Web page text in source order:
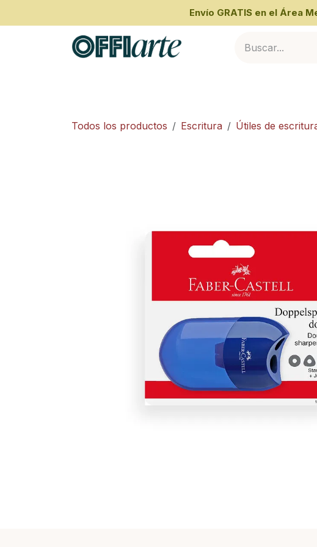
​Envío GRATIS en el Área
Todos los productos Escritura Útiles de